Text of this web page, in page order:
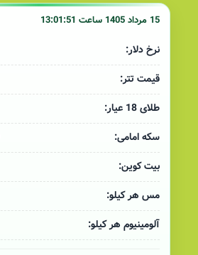
15 مرداد 1405 ساعت 13:01:51
نرخ دلار:
قیمت تتر:
طلای 18 عیار:
سکه امامی:
بیت کوین:
مس هر کیلو:
آلومینیوم هر کیلو: